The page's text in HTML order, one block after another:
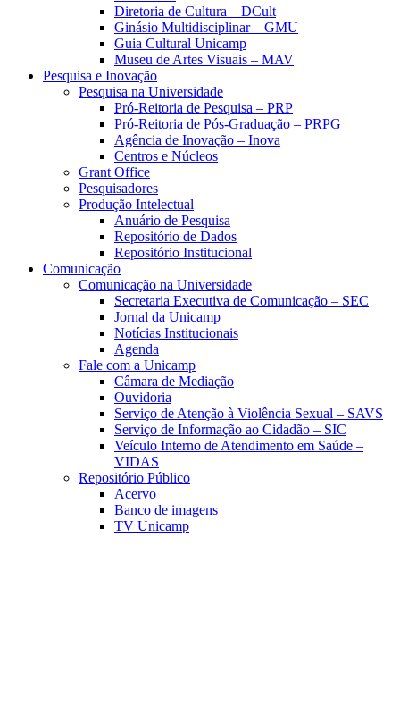
Diretoria de Cultura – DCult
Ginásio Multidisciplinar – GMU
Guia Cultural Unicamp
Museu de Artes Visuais – MAV
Pesquisa e Inovação
Pesquisa na Universidade
Pró-Reitoria de Pesquisa – PRP
Pró-Reitoria de Pós-Graduação – PRPG
Agência de Inovação – Inova
Centros e Núcleos
Grant Office
Pesquisadores
Produção Intelectual
Anuário de Pesquisa
Repositório de Dados
Repositório Institucional
Comunicação
Comunicação na Universidade
Secretaria Executiva de Comunicação – SEC
Jornal da Unicamp
Notícias Institucionais
Agenda
Fale com a Unicamp
Câmara de Mediação
Ouvidoria
Serviço de Atenção à Violência Sexual – SAVS
Serviço de Informação ao Cidadão – SIC
Veículo Interno de Atendimento em Saúde –
VIDAS
Repositório Público
Acervo
Banco de imagens
TV Unicamp